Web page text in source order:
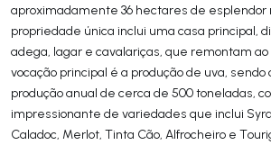
aproximadamente 36 hectares de esplendor
propriedade única inclui uma casa principal,
adega, lagar e cavalariças, que remontam ao
vocação principal é a produção de uva, sendo
produção anual de cerca de 500 toneladas,
impressionante de variedades que inclui
Caladoc, Merlot, Tinta Cão, Alfrocheiro e